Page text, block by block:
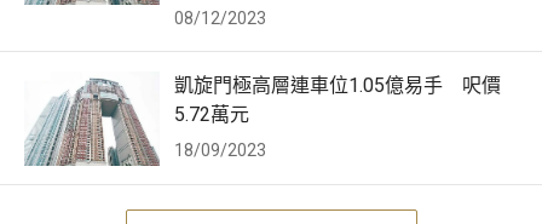
08/12/2023
凱旋門極高層連車位1.05億易手 呎價
5.72萬元
18/09/2023